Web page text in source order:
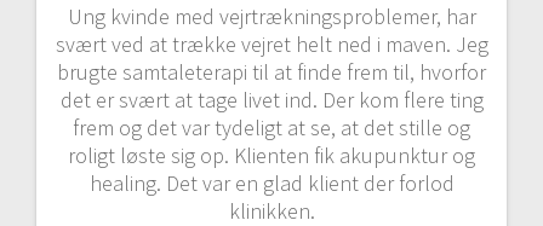
Ung kvinde med vejrtrækningsproblemer, har
svært ved at trække vejret helt ned i maven. Jeg
brugte samtaleterapi til at finde frem til, hvorfor
det er svært at tage livet ind. Der kom flere ting
frem og det var tydeligt at se, at det stille og
roligt løste sig op. Klienten fik akupunktur og
healing. Det var en glad klient der forlod
klinikken.